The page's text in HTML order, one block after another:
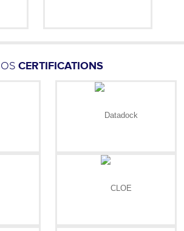
CERTIFICATIONS